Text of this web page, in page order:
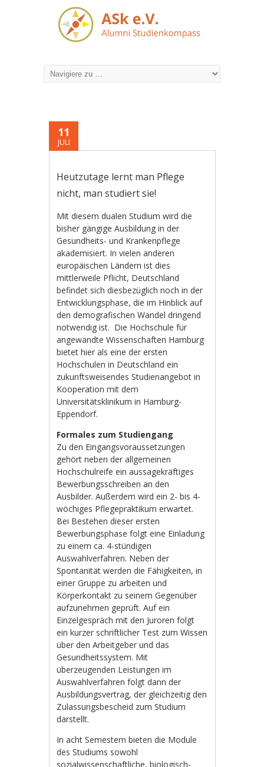
11
JULI
Heutzutage lernt man Pflege
nicht, man studiert sie!
Mit diesem dualen Studium wird die
bisher gängige Ausbildung in der
Gesundheits- und Krankenpflege
akademisiert. In vielen anderen
europäischen Ländern ist dies
mittlerweile Pflicht, Deutschland
befindet sich diesbezüglich noch in der
Entwicklungsphase, die im Hinblick auf
den demografischen Wandel dringend
notwendig ist. Die Hochschule für
angewandte Wissenschaften Hamburg
bietet hier als eine der ersten
Hochschulen in Deutschland ein
zukunftsweisendes Studienangebot in
Kooperation mit dem
Universitätsklinikum in Hamburg-
Eppendorf.
Formales zum Studiengang
Zu den Eingangsvoraussetzungen
gehört neben der allgemeinen
Hochschulreife ein aussagekräftiges
Bewerbungsschreiben an den
Ausbilder. Außerdem wird ein 2- bis 4-
wöchiges Pflegepraktikum erwartet.
Bei Bestehen dieser ersten
Bewerbungsphase folgt eine Einladung
zu einem ca. 4-stündigen
Auswahlverfahren. Neben der
Spontanität werden die Fähigkeiten, in
einer Gruppe zu arbeiten und
Körperkontakt zu seinem Gegenüber
aufzunehmen geprüft. Auf ein
Einzelgespräch mit den Juroren folgt
ein kurzer schriftlicher Test zum Wissen
über den Arbeitgeber und das
Gesundheitssystem. Mit
überzeugenden Leistungen im
Auswahlverfahren folgt dann der
Ausbildungsvertrag, der gleichzeitig den
Zulassungsbescheid zum Studium
darstellt.
In acht Semestern bieten die Module
des Studiums sowohl
sozialwissenschaftliche, biologisch-